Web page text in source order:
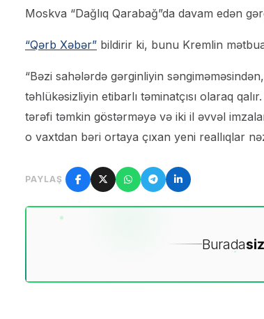
Moskva “Dağlıq Qarabağ”da davam edən
“Qərb Xəbər” bildirir ki, bunu Kremlin
“Bəzi sahələrdə gərginliyin
təhlükəsizliyin etibarlı təminatçısı olaraq
tərəfi təmkin göstərməyə və iki il əvvəl
o vaxtdan bəri ortaya çıxan yeni reallıqlar
PAYLAŞ
Burada